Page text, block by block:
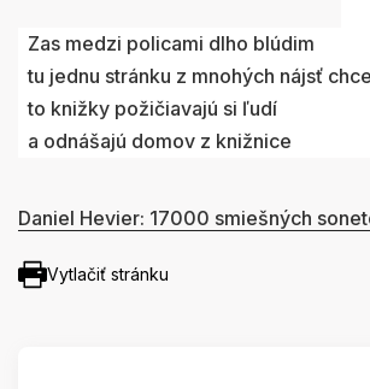
Zas medzi policami dlho blúdim
tu jednu stránku z mnohých nájsť
to knižky požičiavajú si ľudí
a odnášajú domov z knižnice
Daniel Hevier: 17000 smiešných
Vytlačiť stránku